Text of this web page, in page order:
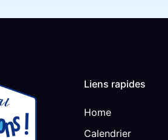
Liens rapides
Home
Calendrier